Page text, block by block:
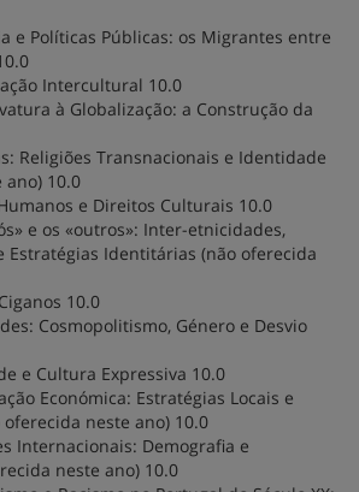
e Políticas Públicas: os Migrantes entre
Intercultural 10.0
à Globalização: a Construção da
Religiões Transnacionais e Identidade
10.0
e Direitos Culturais 10.0
e os «outros»: Inter-etnicidades,
Estratégias Identitárias (não oferecida
10.0
Cosmopolitismo, Género e Desvio
e Cultura Expressiva 10.0
Económica: Estratégias Locais e
neste ano) 10.0
Internacionais: Demografia e
neste ano) 10.0